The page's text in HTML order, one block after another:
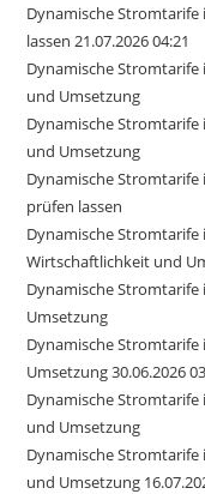
Dynamische
lassen 21.07.2026 04:21
Dynamische
und Umsetzung
Dynamische
und Umsetzung
Dynamische
prüfen lassen
Dynamische
Wirtschaftlichkeit und
Dynamische
Umsetzung
Dynamische
Umsetzung 30.06.2026
Dynamische
und Umsetzung
Dynamische
und Umsetzung